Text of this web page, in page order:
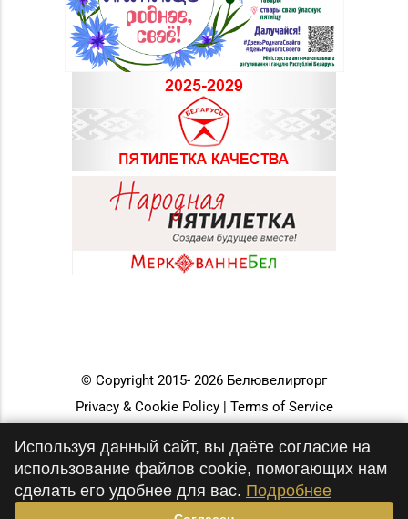
© Copyright 2015- 2026 Белювелирторг
Privacy & Cookie Policy | Terms of Service
Используя данный сайт, вы даёте согласие на
использование файлов cookie, помогающих нам
сделать его удобнее для вас. Подробнее